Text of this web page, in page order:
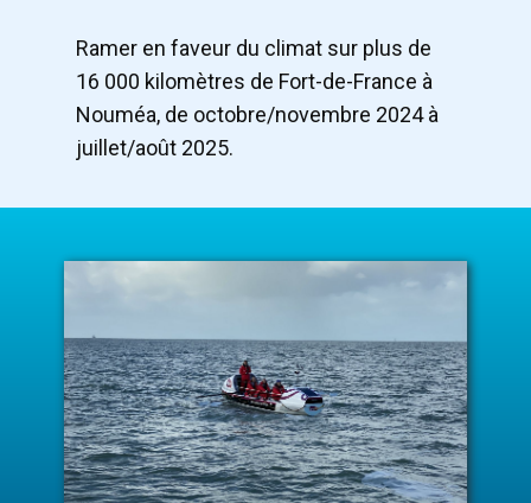
​Ramer en faveur du climat sur plus de
16 000 kilomètres de Fort-de-France à
Nouméa, de ​octobre/novembre 2024 à
juillet/août 2025.